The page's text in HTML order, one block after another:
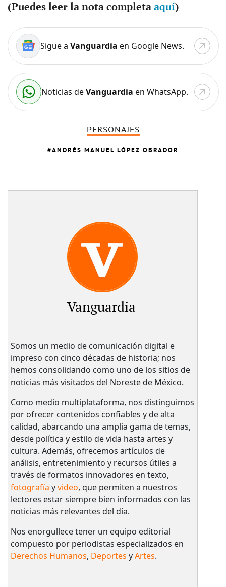
(Puedes leer la nota completa aquí)
Sigue a Vanguardia en Google News.
Noticias deVanguardia en WhatsApp.
PERSONAJES
ANDRÉS MANUEL LÓPEZ OBRADOR
Vanguardia
Somos un medio de comunicación digital e
impreso con cinco décadas de historia; nos
hemos consolidando como uno de los sitios de
noticias más visitados del Noreste de México.
Como medio multiplataforma, nos distinguimos
por ofrecer contenidos confiables y de alta
calidad, abarcando una amplia gama de temas,
desde política y estilo de vida hasta artes y
cultura. Además, ofrecemos artículos de
análisis, entretenimiento y recursos útiles a
través de formatos innovadores en texto,
fotografía yvideo, que permiten a nuestros
lectores estar siempre bien informados con las
noticias más relevantes del día.
Nos enorgullece tener un equipo editorial
compuesto por periodistas especializados en
Derechos Humanos, Deportes yArtes.